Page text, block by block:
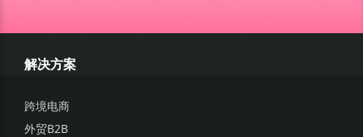
解决方案
跨境电商
外贸B2B